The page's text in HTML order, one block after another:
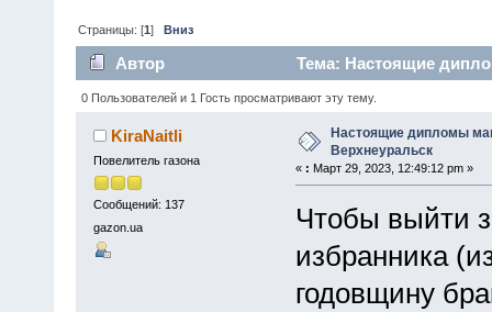
Страницы: [1]Вниз
Автор Тема: Настоящие
0 Пользователей и 1 Гость просматривают эту тему.
KiraNaitli
Повелитель газона
Сообщений: 137
gazon.ua
Настоящие дипломы
Верхнеуральск
« : Март 29, 2023, 12:49:12 pm »
Чтобы выйти
избранника
годовщину